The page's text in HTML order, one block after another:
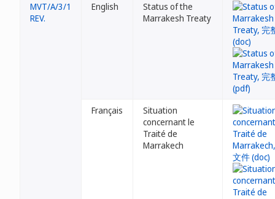
MVT/A/3/1
REV.
English
Status of the
Marrakesh Treaty
Français
Situation
concernant le
Traité de
Marrakech